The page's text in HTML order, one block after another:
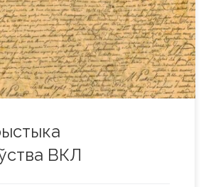
і пісьмовае права,
граматах (прывілеях). Спачатку
вялікага князя з баярствам з асобных
і інш.), якія гарантавалі […]
ВКЛ